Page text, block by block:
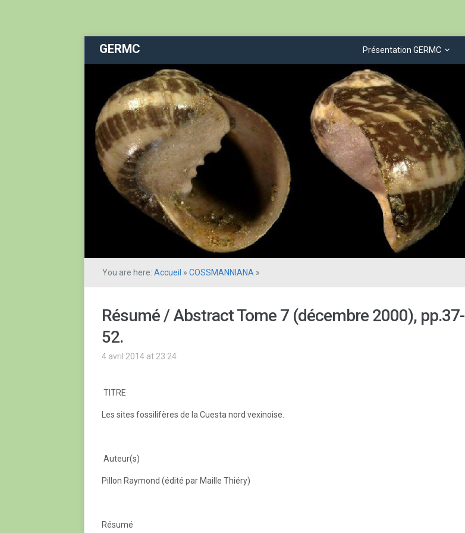
GERMC Présentation GERMC
You are here: Accueil » COSSMANNIANA »
Résumé / Abstract Tome 7 (décembre 2000), pp.37-
52.
4 avril 2014 at 23:24
TITRE
Les sites fossilifères de la Cuesta nord vexinoise.
Auteur(s)
Pillon Raymond (édité par Maille Thiéry)
Résumé